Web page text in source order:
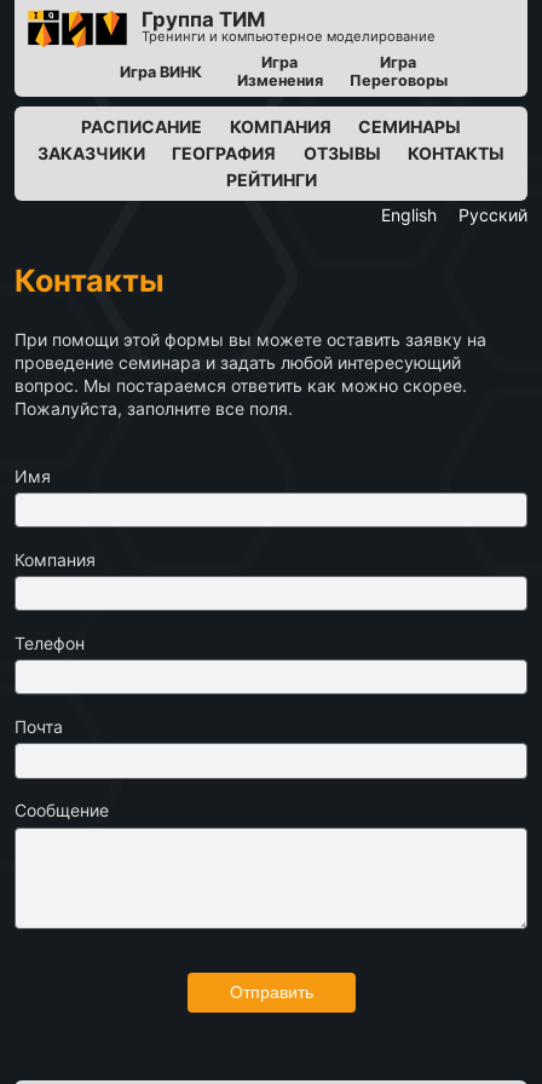
Группа ТИМ
Тренинги и компьютерное моделирование
Игра ВИНК
Игра
Изменения
Игра
Переговоры
РАСПИСАНИЕ КОМПАНИЯ
СЕМИНАРЫ
ЗАКАЗЧИКИ
ГЕОГРАФИЯ ОТЗЫВЫ
КОНТАКТЫ
РЕЙТИНГИ
English
Русский
Контакты
При помощи этой формы вы можете оставить заявку на
проведение семинара и задать любой интересующий
вопрос. Мы постараемся ответить как можно скорее.
Пожалуйста, заполните все поля.
Имя
Компания
Телефон
Почта
Сообщение